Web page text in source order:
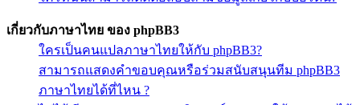
เกี่ยวกับภาษาไทย ของ phpBB3
ใครเป็นคนแปลภาษาไทยให้กับ phpBB3?
สามารถแสดงคำขอบคุณหรือร่วมสนับสนุนทีม phpBB3
ภาษาไทยได้ที่ไหน ?